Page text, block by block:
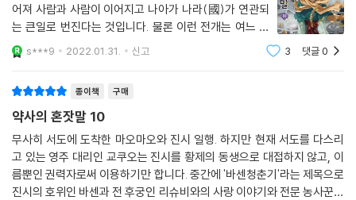
어져 사람과 사람이 이어지고 나아가 나라(國)가 연관되
는 큰일로 번진다는 것입니다. 물론 이런 전개는 여느 장
르에서도 볼 수 있는 점이긴 한데, 본 작품의 작가는 여기
에 무슨 일이 터질 거 같은, 매 순간 긴장감을 잘 표현한다
s***9 2022.01.31. 신고 3 댓글0
종이책 구매
약사의 혼잣말 10
무사히 서도에 도착한 마오마오와 진시 일행. 하지만 현재 서도를 다스리
고 있는 영주 대리인 교쿠오는 진시를 황제의 동생으로 대접하지 않고, 이
름뿐인 권력자로써 이용하기만 합니다. 중간에 '바센청춘기'라는 제목으로
진시의 호위인 바센과 전 후궁인 리슈비와의 사랑 이야기와 전문 농사꾼이